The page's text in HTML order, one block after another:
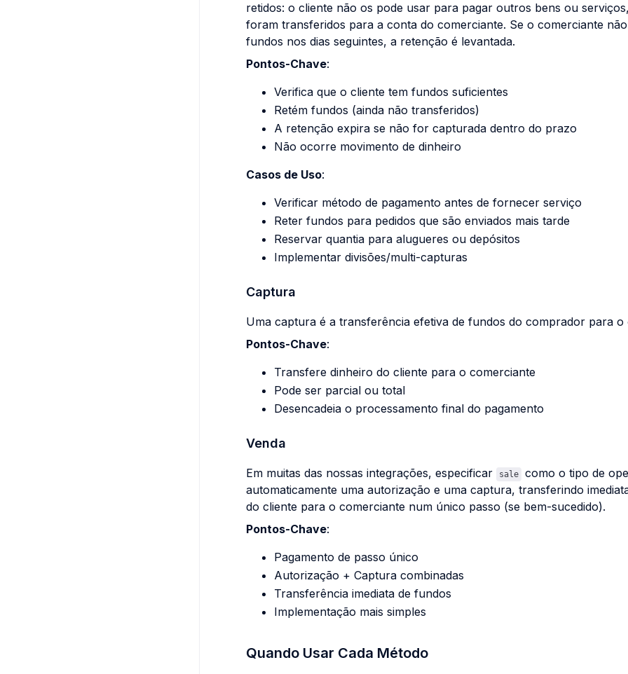
retidos: o cliente não os pode usar para pagar outros bens ou
foram transferidos para a conta do comerciante. Se o comerciante
fundos nos dias seguintes, a retenção é levantada.
Pontos-Chave:
Verifica que o cliente tem fundos suficientes
Retém fundos (ainda não transferidos)
A retenção expira se não for capturada dentro do prazo
Não ocorre movimento de dinheiro
Casos de Uso:
Verificar método de pagamento antes de fornecer serviço
Reter fundos para pedidos que são enviados mais tarde
Reservar quantia para alugueres ou depósitos
Implementar divisões/multi-capturas
Captura
Uma captura é a transferência efetiva de fundos do comprador para o
Pontos-Chave:
Transfere dinheiro do cliente para o comerciante
Pode ser parcial ou total
Desencadeia o processamento final do pagamento
Venda
Em muitas das nossas integrações, especificar sale
como o tipo de
automaticamente uma autorização e uma captura, transferindo
do cliente para o comerciante num único passo (se bem-sucedido).
Pontos-Chave:
Pagamento de passo único
Autorização + Captura combinadas
Transferência imediata de fundos
Implementação mais simples
Quando Usar Cada Método